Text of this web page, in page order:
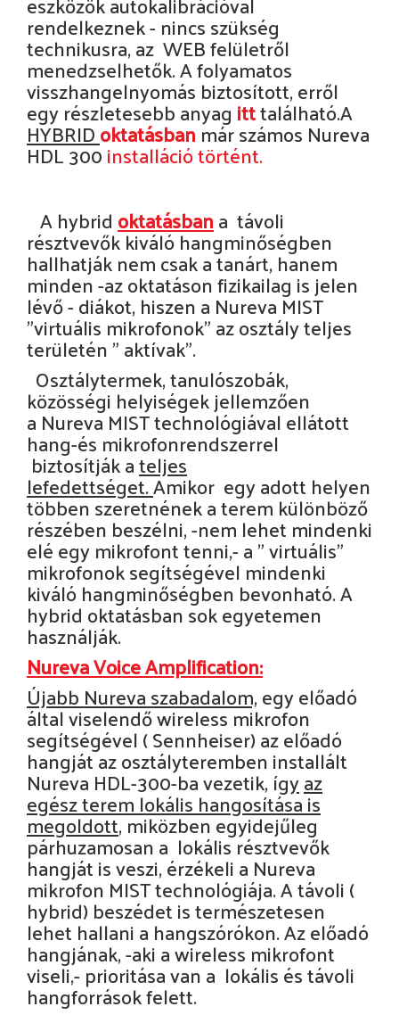
rendelkeznek - nincs szükség
technikusra, az WEB felületről
menedzselhetők. A folyamatos
visszhangelnyomás biztosított, erről
egy részletesebb anyag itttalálható.A
HYBRIDoktatásban már számos Nureva
HDL 300installáció történt.
A hybrid oktatásbana távoli
résztvevők kiváló hangminőségben
hallhatják nem csak a tanárt, hanem
minden -az oktatáson fizikailag is jelen
lévő - diákot, hiszen a Nureva MIST
"virtuális mikrofonok" az osztály teljes
területén " aktívak".
Osztálytermek, tanulószobák,
közösségi helyiségek jellemzően
a Nureva MISTtechnológiával ellátott
hang-és mikrofonrendszerrel
biztosítják ateljes
lefedettséget.Amikor egy adott helyen
többen szeretnének a terem különböző
részében beszélni, -nem lehet mindenki
elé egy mikrofont tenni,- a " virtuális"
mikrofonok segítségével mindenki
kiváló hangminőségben bevonható.A
hybrid oktatásban sok egyetemen
használják.
Nureva Voice Amplification:
Újabb Nureva szabadalom,egy előadó
által viselendő wireless mikrofon
segítségével ( Sennheiser) az előadó
hangját az osztályteremben installált
Nureva HDL-300-ba vezetik, ígyaz
egész terem lokális hangosítása is
megoldott, miközben egyidejűleg
párhuzamosan a lokális résztvevők
hangját is veszi, érzékeli a Nureva
mikrofon MIST technológiája. A távoli (
hybrid) beszédet is természetesen
lehet hallani a hangszórókon. Az előadó
hangjának, -aki a wireless mikrofont
viseli,- prioritása van a lokális és távoli
hangforrások felett.